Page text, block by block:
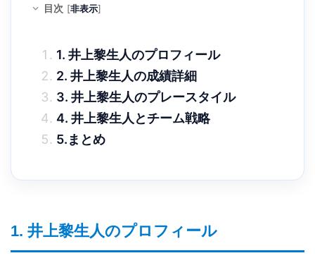
目次 [非表示]
1. 井上黎生人のプロフィール
2. 井上黎生人の成績詳細
3. 井上黎生人のプレースタイル
4. 井上黎生人とチーム戦略
5.まとめ
1. 井上黎生人のプロフィール